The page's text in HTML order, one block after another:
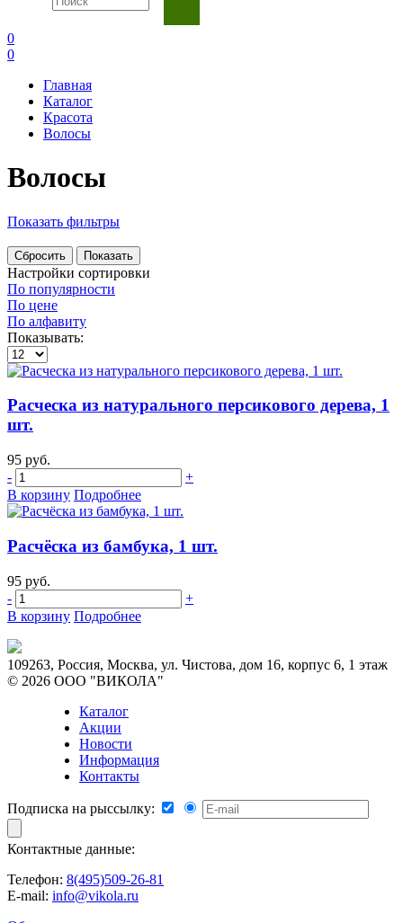
0
0
Главная
Каталог
Красота
Волосы
Волосы
Показать фильтры
Настройки сортировки
По популярности
По цене
По алфавиту
Показывать:
Расческа из натурального персикового дерева, 1
шт.
95 руб.
-
+
В корзину Подробнее
Расчёска из бамбука, 1 шт.
95 руб.
-
+
В корзину Подробнее
109263, Россия, Москва, ул. Чистова, дом 16, корпус 6, 1 этаж
© 2026 ООО "ВИКОЛА"
Каталог
Акции
Новости
Информация
Контакты
Подписка на рыссылку:
Контактные данные:
Телефон: 8(495)509-26-81
E-mail: info@vikola.ru